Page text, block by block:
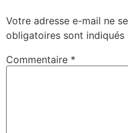
Votre adresse e-mail ne
obligatoires sont indiqués
Commentaire *